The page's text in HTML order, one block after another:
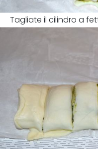
Tagliate il cilindro a